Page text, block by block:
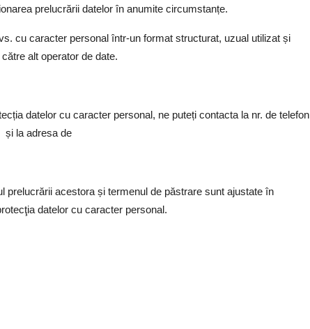
prelucrării datelor în anumite circumstanțe.
cu caracter personal într-un format structurat, uzual utilizat și
alt operator de date.
datelor cu caracter personal, ne puteți contacta la nr. de telefon
și la adresa de
acestora și termenul de păstrare sunt ajustate în
datelor cu caracter personal.